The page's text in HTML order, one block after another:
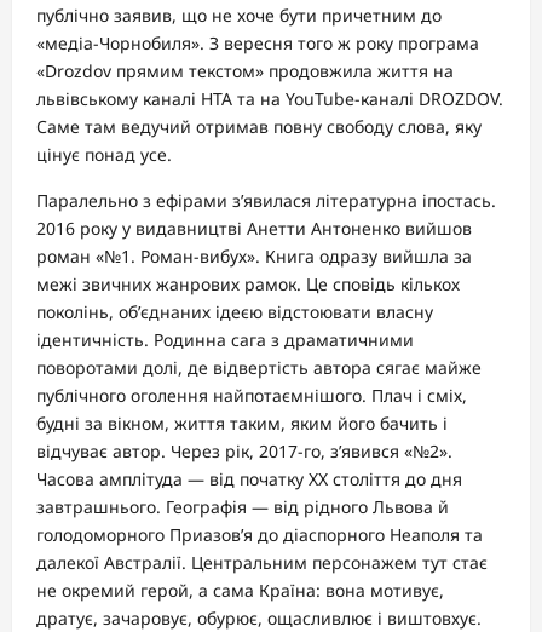
публічно заявив, що не хоче бути причетним до
«медіа-Чорнобиля». З вересня того ж року програма
«Drozdov прямим текстом» продовжила життя на
львівському каналі НТА та на YouTube-каналі DROZDOV.
Саме там ведучий отримав повну свободу слова, яку
цінує понад усе.
Паралельно з ефірами з’явилася літературна іпостась.
2016 року у видавництві Анетти Антоненко вийшов
роман «№1. Роман-вибух». Книга одразу вийшла за
межі звичних жанрових рамок. Це сповідь кількох
поколінь, об’єднаних ідеєю відстоювати власну
ідентичність. Родинна сага з драматичними
поворотами долі, де відвертість автора сягає майже
публічного оголення найпотаємнішого. Плач і сміх,
будні за вікном, життя таким, яким його бачить і
відчуває автор. Через рік, 2017-го, з’явився «№2».
Часова амплітуда — від початку ХХ століття до дня
завтрашнього. Географія — від рідного Львова й
голодоморного Приазов’я до діаспорного Неаполя та
далекої Австралії. Центральним персонажем тут стає
не окремий герой, а сама Країна: вона мотивує,
дратує, зачаровує, обурює, ощасливлює і виштовхує.